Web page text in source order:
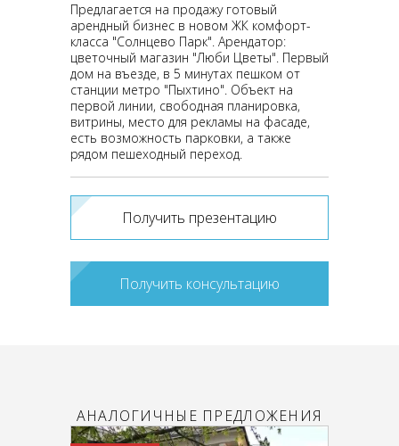
Предлагается на продажу готовый
арендный бизнес в новом ЖК комфорт-
класса "Солнцево Парк". Арендатор:
цветочный магазин "Люби Цветы". Первый
дом на въезде, в 5 минутах пешком от
станции метро "Пыхтино". Объект на
первой линии, свободная планировка,
витрины, место для рекламы на фасаде,
есть возможность парковки, а также
рядом пешеходный переход.
Получить презентацию
Получить консультацию
АНАЛОГИЧНЫЕ ПРЕДЛОЖЕНИЯ